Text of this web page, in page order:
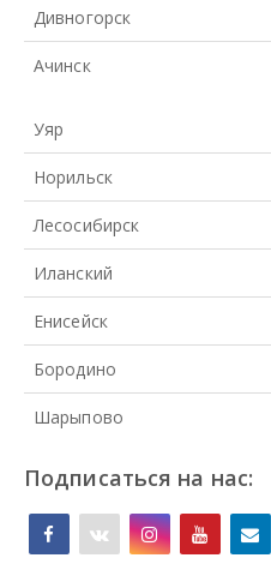
Дивногорск
Ачинск
Уяр
Норильск
Лесосибирск
Иланский
Енисейск
Бородино
Шарыпово
Подписаться на нас: